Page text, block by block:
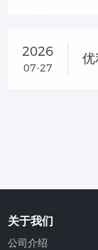
2026
07-27
关于我们
公司介绍